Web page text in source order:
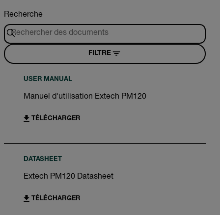
Recherche
FILTRE
USER MANUAL
Manuel d'utilisation Extech PM120
TÉLÉCHARGER
DATASHEET
Extech PM120 Datasheet
TÉLÉCHARGER